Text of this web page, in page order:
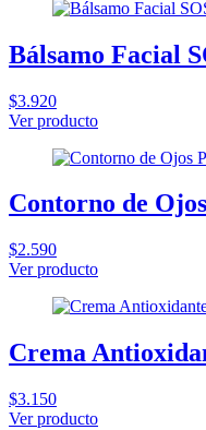
Bálsamo Facial
$3.920
Ver producto
Contorno de
$2.590
Ver producto
Crema
$3.150
Ver producto